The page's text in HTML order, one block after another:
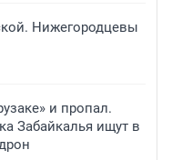
Нижегородцевы
и пропал.
Забайкалья ищут в